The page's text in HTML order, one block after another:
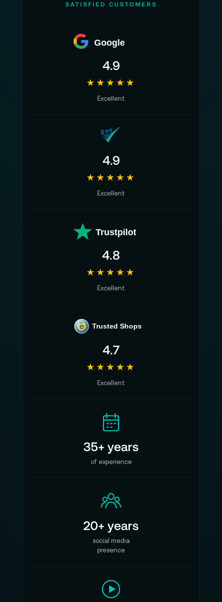
SATISFIED CUSTOMERS
Google
4.9
★★★★★
Excellent
4.9
★★★★★
Excellent
Trustpilot
4.8
★★★★★
Excellent
e Trusted Shops
4.7
★★★★★
Excellent
35+ years
of experience
20+ years
social media
presence